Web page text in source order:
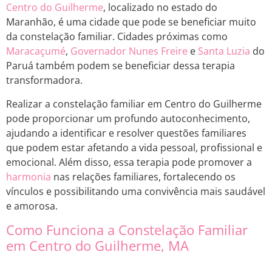
Centro do Guilherme, localizado no estado do
Maranhão, é uma cidade que pode se beneficiar muito
da constelação familiar. Cidades próximas como
Maracaçumé, Governador Nunes Freire e Santa Luzia do
Paruá também podem se beneficiar dessa terapia
transformadora.
Realizar a constelação familiar em Centro do Guilherme
pode proporcionar um profundo autoconhecimento,
ajudando a identificar e resolver questões familiares
que podem estar afetando a vida pessoal, profissional e
emocional. Além disso, essa terapia pode promover a
harmonia nas relações familiares, fortalecendo os
vínculos e possibilitando uma convivência mais saudável
e amorosa.
Como Funciona a Constelação Familiar
em Centro do Guilherme, MA